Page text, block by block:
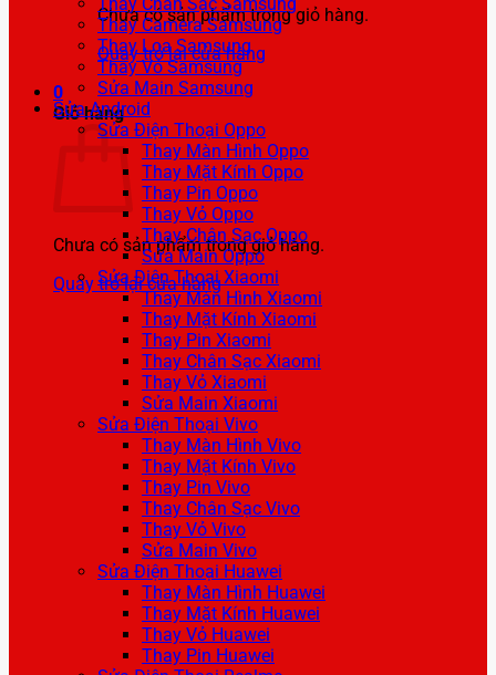
Chưa có sản phẩm trong giỏ hàng.
Quay trở lại cửa hàng
0
Giỏ hàng
Chưa có sản phẩm trong giỏ hàng.
Quay trở lại cửa hàng
Thay Camera Samsung
Thay Loa Samsung
Thay Vỏ Samsung
Sửa Main Samsung
Sửa Android
Sửa Điện Thoại Oppo
Thay Màn Hình Oppo
Thay Mặt Kính Oppo
Thay Pin Oppo
Thay Vỏ Oppo
Thay Chân Sạc Oppo
Sửa Main Oppo
Sửa Điện Thoại Xiaomi
Thay Màn Hình Xiaomi
Thay Mặt Kính Xiaomi
Thay Pin Xiaomi
Thay Chân Sạc Xiaomi
Thay Vỏ Xiaomi
Sửa Main Xiaomi
Sửa Điện Thoại Vivo
Thay Màn Hình Vivo
Thay Mặt Kính Vivo
Thay Pin Vivo
Thay Chân Sạc Vivo
Thay Vỏ Vivo
Sửa Main Vivo
Sửa Điện Thoại Huawei
Thay Màn Hình Huawei
Thay Mặt Kính Huawei
Thay Vỏ Huawei
Thay Pin Huawei